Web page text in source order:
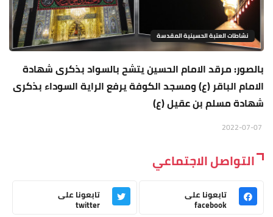
نشاطات العتبة الحسينية المقدسة
بالصور: مرقد الامام الحسين يتشح بالسواد بذكرى شهادة
الامام الباقر (ع) ومسجد الكوفة يرفع الراية السوداء بذكرى
شهادة مسلم بن عقيل (ع)
التواصل الاجتماعي
تابعونا على
facebook
تابعونا على
twitter